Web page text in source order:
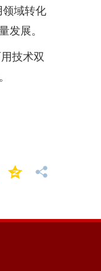
领域转化
发展。
技术双